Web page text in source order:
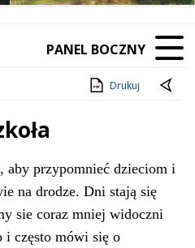
PANEL BOCZNY
Drukuj
aby przypomnieć dzieciom i
na drodze. Dni stają się
sie coraz mniej widoczni
i często mówi się o